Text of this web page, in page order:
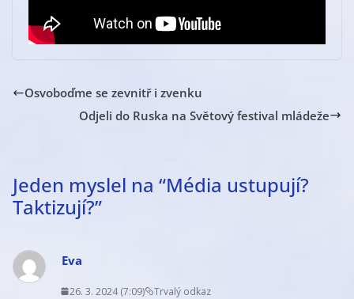
Osvoboďme se zevnitř i zvenku
Odjeli do Ruska na Světový festival mládeže
Jeden myslel na “Média ustupují?
Taktizují?”
Eva
26. 3. 2024 (7:09) Trvalý odkaz